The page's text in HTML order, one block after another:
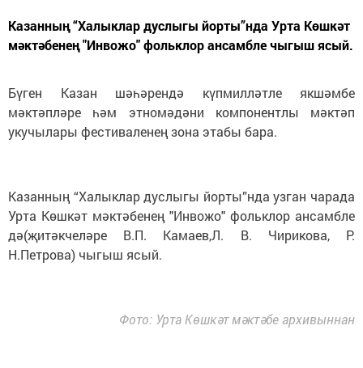
Казанның “Халыклар дуслыгы йорты”нда Урта Көшкәт
мәктәбенең "Инвожо" фольклор ансамбле чыгыш ясый.
Бүген Казан шәһәрендә күпмилләтле якшәмбе
мәктәпләре һәм этномәдәни компонентлы мәктәп
укучылары фестиваленең зона этабы бара.
Казанның “Халыклар дуслыгы йорты”нда узган чарада
Урта Көшкәт мәктәбенең "Инвожо" фольклор ансамбле
дә(җитәкчеләре В.П. Камаев,Л. В. Чирикова, Р.
Н.Петрова) чыгыш ясый.
Фото: Урта Көшкәт мәктәбе архивыннан